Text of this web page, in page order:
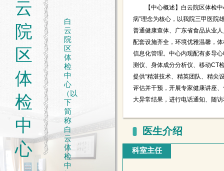
云
院
区
体
检
中
心
白
云
院
区
体
检
中
心
（以
下
简
称
白
云
体
检
中
【中心概述】白云院区体检
病”理念为核心，以我院三甲医院
普通健康查体、广东省食品从业
配套设施齐全，环境优雅温馨，
信息化管理。中心内现配有多导
测仪、身体成分分析仪、移动CT
提供“精湛技术、精英团队、精尖
评估并干预，开展专家健康讲座
大异常结果，进行电话通知、
医生介绍
科室主任